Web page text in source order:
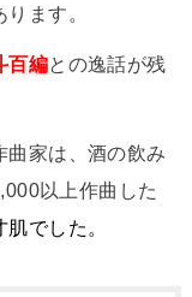
ます。
百編との逸話が残
曲家は、酒の飲み
以上作曲した
肌でした。